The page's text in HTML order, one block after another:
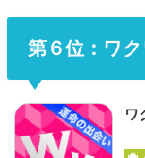
第６位：ワ
ワ